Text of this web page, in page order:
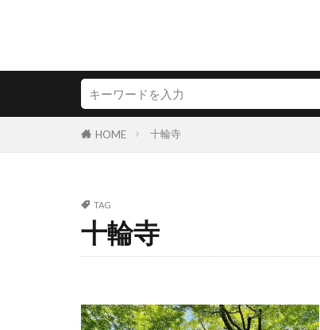
HOME 十輪寺
TAG
十輪寺